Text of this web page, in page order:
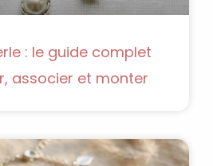
: le guide complet
associer et monter